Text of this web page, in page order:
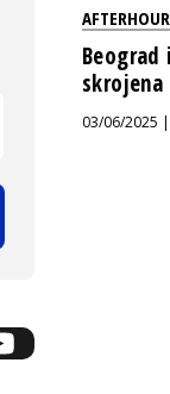
AFTERHOUR
Beograd
03/06/2025